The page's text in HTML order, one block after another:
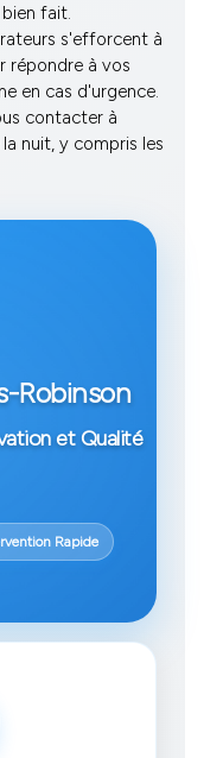
fait.
s'efforcent à
répondre à vos
en cas d'urgence.
contacter à
nuit, y compris les
Robinson
et Qualité
Rapide